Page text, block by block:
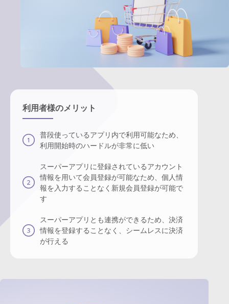
利用者様のメリット
普段使っているアプリ内で利用可能なため、
利用開始時のハードルが非常に低い
スーパーアプリに登録されているアカウント
情報を用いて会員登録が可能なため、個人情
報を入力することなく新規会員登録が可能で
す
スーパーアプリとも連携ができるため、決済
情報を登録することなく、シームレスに決済
が行える